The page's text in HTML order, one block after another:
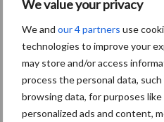
We value your privacy
We and our 4 partners use
technologies to improve your
may store and/or access
process the personal data,
browsing data, for purposes
personalized ads and content,
een
“Vraag